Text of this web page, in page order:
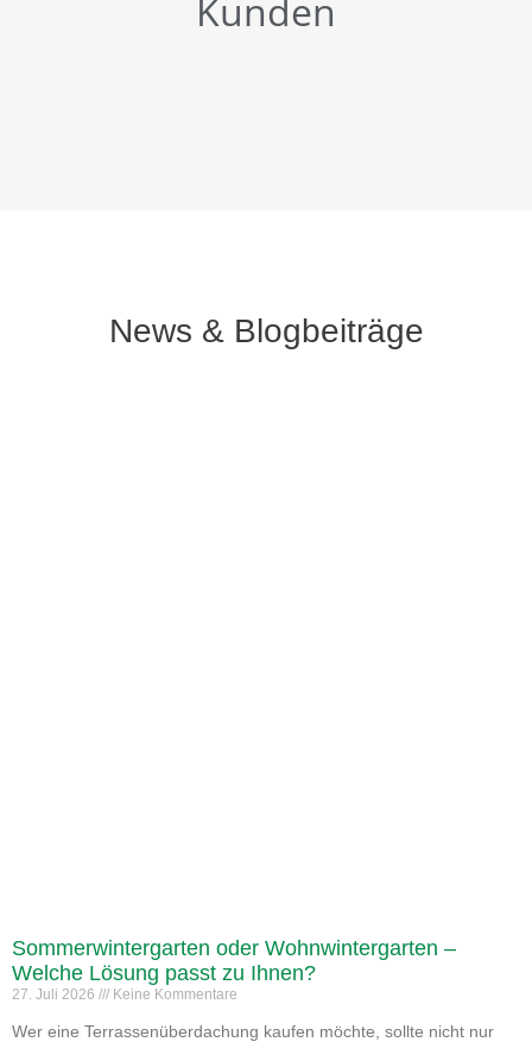
Kunden
News & Blogbeiträge
Sommerwintergarten oder Wohnwintergarten –
Welche Lösung passt zu Ihnen?
27. Juli 2026 Keine Kommentare
Wer eine Terrassenüberdachung kaufen möchte, sollte nicht nur